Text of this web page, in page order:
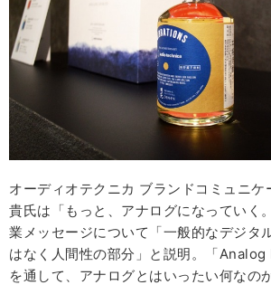
オーディオテクニカ ブランドコミュニケ
貴氏は「もっと、アナログになっていく
業メッセージについて「一般的なデジタ
はなく人間性の部分」と説明。「
を通して、アナログとはいったい何なの